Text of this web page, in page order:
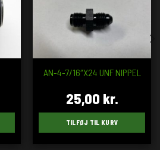
AN-4-7/16″X24 UNF NIPPEL
25,00 kr.
TILFØJ TIL KURV